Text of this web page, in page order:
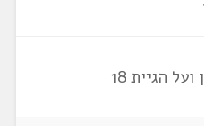
הגיית 18